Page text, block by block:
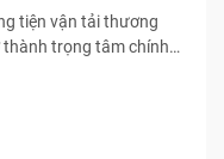
tiện vận tải thương
thành trọng tâm chính